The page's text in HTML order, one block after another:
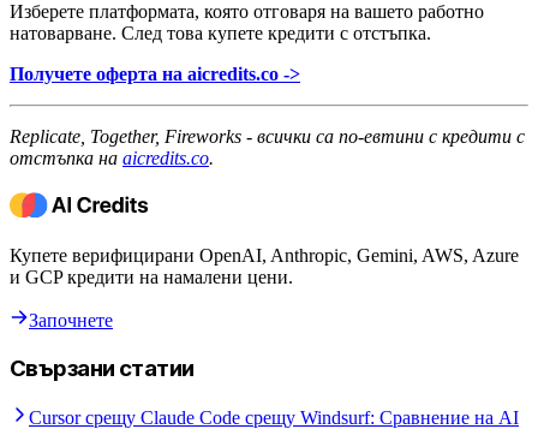
Изберете платформата, която отговаря на вашето работно
натоварване. След това купете кредити с отстъпка.
Получете оферта на aicredits.co ->
Replicate, Together, Fireworks - всички са по-евтини с кредити с
отстъпка на aicredits.co.
Купете верифицирани OpenAI, Anthropic, Gemini, AWS, Azure
и GCP кредити на намалени цени.
Започнете
Свързани статии
Cursor срещу Claude Code срещу Windsurf: Сравнение на AI